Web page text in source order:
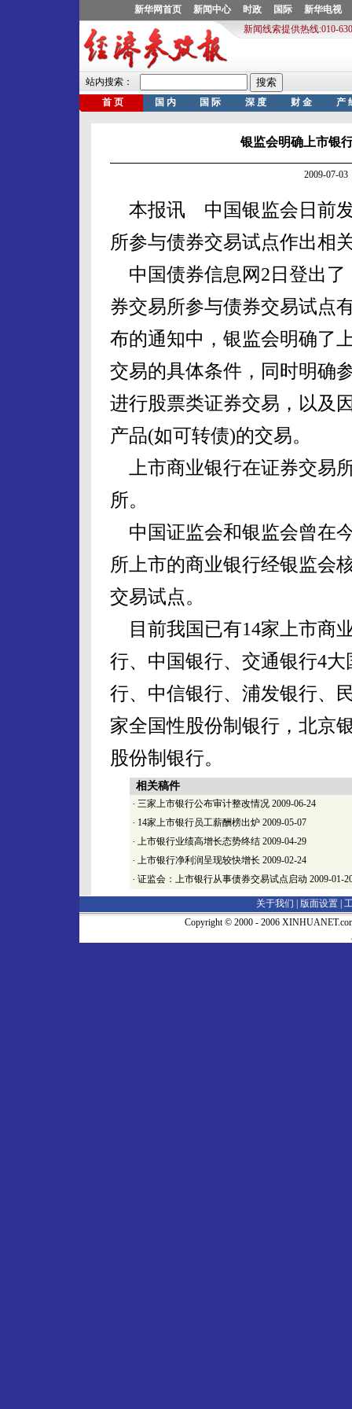
银监会明确上市银
2009-07-
本报讯 中国银监会日前发
所参与债券交易试点作出相
中国债券信息网2日登出了
券交易所参与债券交易试点
布的通知中，银监会明确了
交易的具体条件，同时明确
进行股票类证券交易，以及
产品(如可转债)的交易。
上市商业银行在证券交易
所。
中国证监会和银监会曾在
所上市的商业银行经银监会
交易试点。
目前我国已有14家上市商
行、中国银行、交通银行4
行、中信银行、浦发银行、
家全国性股份制银行，北京
股份制银行。
相关稿件
· 三家上市银行公布审计整改情况 2009-06-24
· 14家上市银行员工薪酬榜出炉 2009-05-07
· 上市银行业绩高增长态势终结 2009-04-29
· 上市银行净利润呈现较快增长 2009-02-24
· 证监会：上市银行从事债券交易试点启动 2009-01-
关于我们 | 版面设置
Copyright © 2000 - 2006